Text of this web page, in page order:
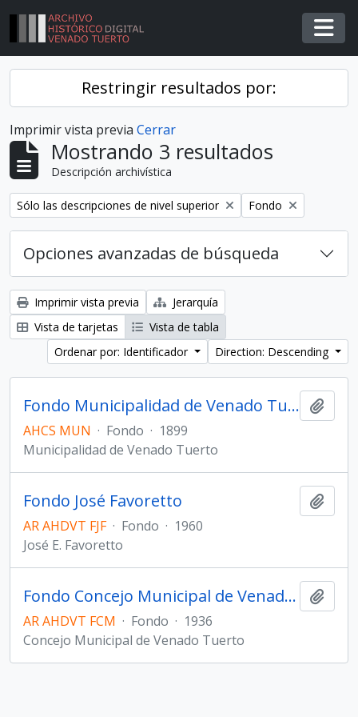
Skip to main content
Restringir resultados por:
Imprimir vista previa Cerrar
Mostrando 3 resultados
Descripción archivística
Remover filtro
Sólo las descripciones de nivel superior Remover filtro
Fondo
Opciones avanzadas de búsqueda
Imprimir vista previa
Jerarquía
Vista de tarjetas
Vista de tabla
Ordenar por: Identificador
Direction: Descending
Fondo Municipalidad de Venado Tuerto
AHCS MUN · Fondo · 1899
Municipalidad de Venado Tuerto
Fondo José Favoretto
AR AHDVT FJF · Fondo · 1960
José E. Favoretto
Fondo Concejo Municipal de Venado Tuerto
AR AHDVT FCM · Fondo · 1936
Concejo Municipal de Venado Tuerto